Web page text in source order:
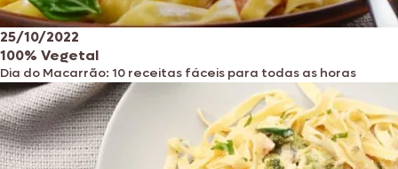
25/10/2022
100% Vegetal
Dia do Macarrão: 10 receitas fáceis para todas as horas